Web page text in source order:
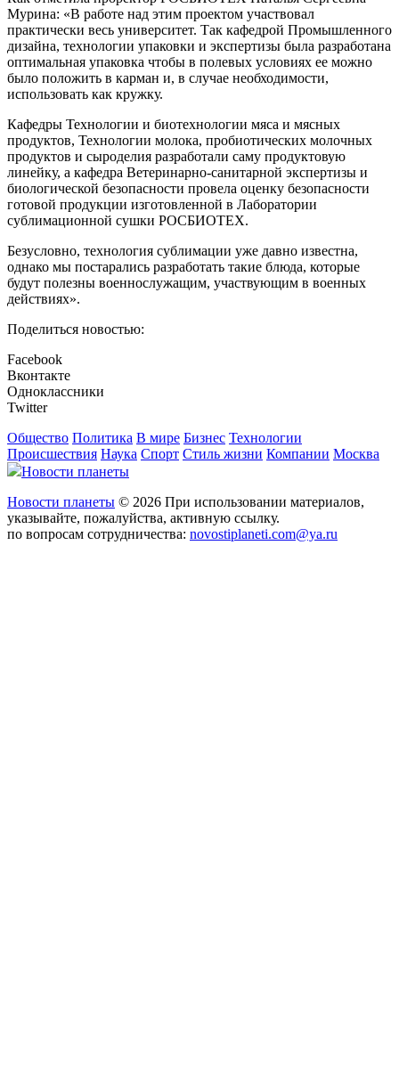
Мурина: «В работе над этим проектом участвовал
практически весь университет. Так кафедрой Промышленного
дизайна, технологии упаковки и экспертизы была разработана
оптимальная упаковка чтобы в полевых условиях ее можно
было положить в карман и, в случае необходимости,
использовать как кружку.
Кафедры Технологии и биотехнологии мяса и мясных
продуктов, Технологии молока, пробиотических молочных
продуктов и сыроделия разработали саму продуктовую
линейку, а кафедра Ветеринарно-санитарной экспертизы и
биологической безопасности провела оценку безопасности
готовой продукции изготовленной в Лаборатории
сублимационной сушки РОСБИОТЕХ.
Безусловно, технология сублимации уже давно известна,
однако мы постарались разработать такие блюда, которые
будут полезны военнослужащим, участвующим в военных
действиях».
Поделиться новостью:
Facebook
Вконтакте
Одноклассники
Twitter
Общество Политика В мире Бизнес Технологии
Происшествия Наука Спорт Стиль жизни Компании Москва
Новости планеты
Новости планеты © 2026 При использовании материалов,
указывайте, пожалуйства, активную ссылку.
по вопросам сотрудничества: novostiplaneti.com@ya.ru